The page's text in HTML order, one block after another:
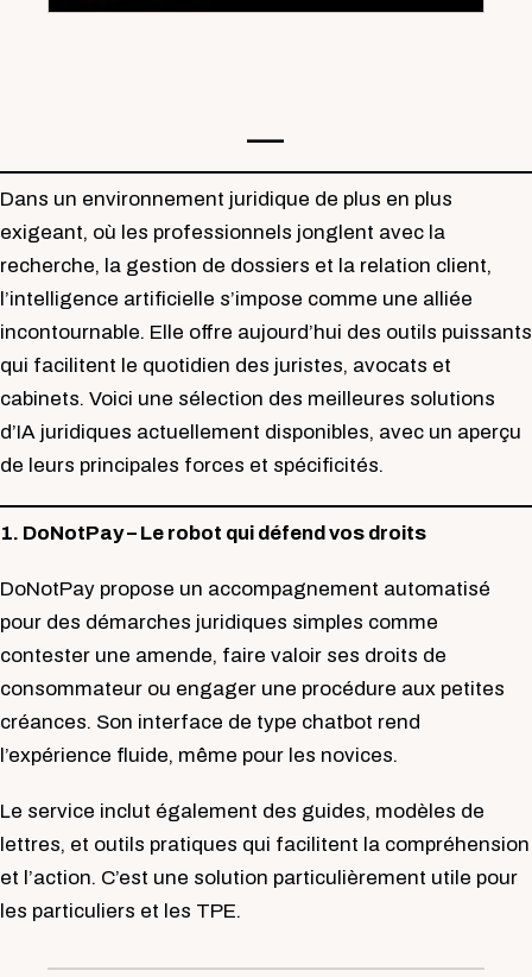
—-
Dans un environnement juridique de plus en plus
exigeant, où les professionnels jonglent avec la
recherche, la gestion de dossiers et la relation client,
l’intelligence artificielle s’impose comme une alliée
incontournable. Elle offre aujourd’hui des outils puissants
qui facilitent le quotidien des juristes, avocats et
cabinets. Voici une sélection des meilleures solutions
d’IA juridiques actuellement disponibles, avec un aperçu
de leurs principales forces et spécificités.
1. DoNotPay – Le robot qui défend vos droits
DoNotPay propose un accompagnement automatisé
pour des démarches juridiques simples comme
contester une amende, faire valoir ses droits de
consommateur ou engager une procédure aux petites
créances. Son interface de type chatbot rend
l’expérience fluide, même pour les novices.
Le service inclut également des guides, modèles de
lettres, et outils pratiques qui facilitent la compréhension
et l’action. C’est une solution particulièrement utile pour
les particuliers et les TPE.